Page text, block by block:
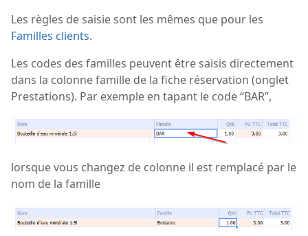
Les règles de saisie sont les mêmes que pour les
Familles clients.
Les codes des familles peuvent être saisis directement
dans la colonne famille de la fiche réservation (onglet
Prestations). Par exemple en tapant le code “BAR”,
lorsque vous changez de colonne il est remplacé par le
nom de la famille